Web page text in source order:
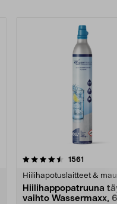
1561
Hiilihapotuslaitteet &
Hiilihappopatruuna
vaihto Wassermaxx,
4.5viidestä